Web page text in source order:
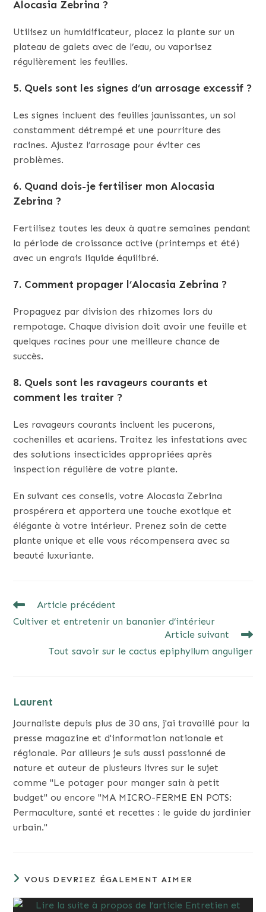
Alocasia Zebrina ?
Utilisez un humidificateur, placez la plante sur un
plateau de galets avec de l’eau, ou vaporisez
régulièrement les feuilles.
5. Quels sont les signes d’un arrosage excessif ?
Les signes incluent des feuilles jaunissantes, un sol
constamment détrempé et une pourriture des
racines. Ajustez l’arrosage pour éviter ces
problèmes.
6. Quand dois-je fertiliser mon Alocasia
Zebrina ?
Fertilisez toutes les deux à quatre semaines pendant
la période de croissance active (printemps et été)
avec un engrais liquide équilibré.
7. Comment propager l’Alocasia Zebrina ?
Propaguez par division des rhizomes lors du
rempotage. Chaque division doit avoir une feuille et
quelques racines pour une meilleure chance de
succès.
8. Quels sont les ravageurs courants et
comment les traiter ?
Les ravageurs courants incluent les pucerons,
cochenilles et acariens. Traitez les infestations avec
des solutions insecticides appropriées après
inspection régulière de votre plante.
En suivant ces conseils, votre Alocasia Zebrina
prospérera et apportera une touche exotique et
élégante à votre intérieur. Prenez soin de cette
plante unique et elle vous récompensera avec sa
beauté luxuriante.
READ
ARTICLES
Article précédent
Cultiver et entretenir un bananier d’intérieur
Article suivant
Tout savoir sur le cactus epiphyllum anguliger
Laurent
Journaliste depuis plus de 30 ans, j'ai travaillé pour la
presse magazine et d'information nationale et
régionale. Par ailleurs je suis aussi passionné de
nature et auteur de plusieurs livres sur le sujet
comme "Le potager pour manger sain à petit
budget" ou encore "MA MICRO-FERME EN POTS:
Permaculture, santé et recettes : le guide du jardinier
urbain."
VOUS DEVRIEZ ÉGALEMENT AIMER